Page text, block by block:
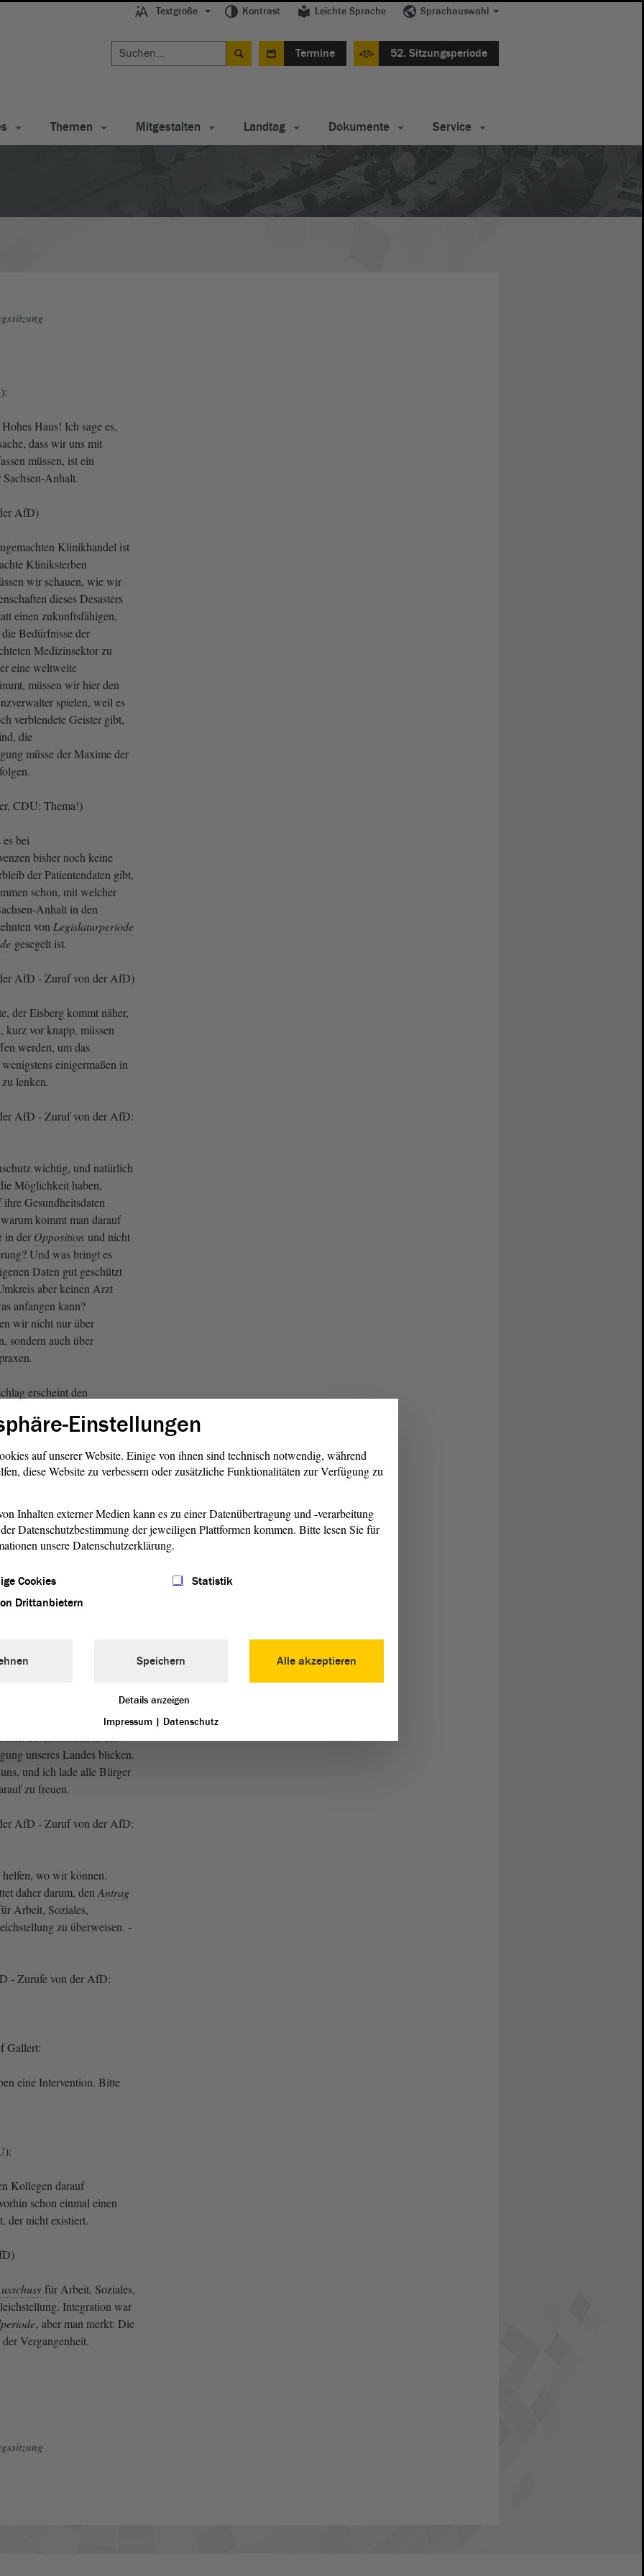
Textgröße Kontrast Leichte Sprache Sprachauswahl
Termine 52. Sitzungsperiode
Themen Mitgestalten Landtag Dokumente Service
Haus! Ich sage es,
dass wir uns mit
müssen, ist ein
Anhalt.
AfD)
Klinikhandel ist
Kliniksterben
wir schauen, wie wir
dieses Desasters
einen zukunftsfähigen,
Bedürfnisse der
Medizinsektor zu
eine weltweite
müssen wir hier den
spielen, weil es
verblendete Geister gibt,
die
müsse der Maxime der
CDU: Thema!)
bei
bisher noch keine
der Patientendaten gibt,
schon, mit welcher
Anhalt in den
von Legislaturperiode
gesegelt ist.
AfD - Zuruf von der AfD)
der Eisberg kommt näher,
kurz vor knapp, müssen
werden, um das
einigermaßen in
lenken.
AfD - Zuruf von der AfD:
wichtig, und natürlich
Möglichkeit haben,
Gesundheitsdaten
kommt man darauf
in der Opposition und nicht
Und was bringt es
Daten gut geschützt
aber keinen Arzt
anfangen kann?
wir nicht nur über
sondern auch über
erscheint den
in der
absurd, aber wie
Versorgung an
der Menschen
sie zum Spekulationsobjekt
zu machen.
AfD)
eine oder andere dürfte
haben: In Deutschland
gerade der Wind. Man
weht eine steife rechte
AfD)
In ein paar Jahren
von Debatten nicht mehr
zuversichtlich in die
unseres Landes blicken.
und ich lade alle Bürger
zu freuen.
AfD - Zuruf von der AfD:
wo wir können.
daher darum, den Antrag
Arbeit, Soziales,
zu überweisen. -
- Zurufe von der AfD:
Gallert:
eine Intervention. Bitte
Kollegen darauf
schon einmal einen
der nicht existiert.
für Arbeit, Soziales,
Integration war
, aber man merkt: Die
Vergangenheit.
Einstellungen
auf unserer Website. Einige von ihnen sind technisch notwendig, während
diese Website zu verbessern oder zusätzliche Funktionalitäten zur Verfügung zu
Inhalten externer Medien kann es zu einer Datenübertragung und -verarbeitung
Datenschutzbestimmung der jeweiligen Plattformen kommen. Bitte lesen Sie für
unsere Datenschutzerklärung.
Cookies
Statistik
Drittanbietern
Alle akzeptieren
Speichern
Details anzeigen
Impressum | Datenschutz